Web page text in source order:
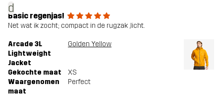
d
Basic regenjas!
Net wat ik zocht; compact in de rugzak ,licht.
Arcade 3L
Lightweight
Jacket
Golden Yellow
Gekochte maat
XS
Waargenomen
maat
Perfect